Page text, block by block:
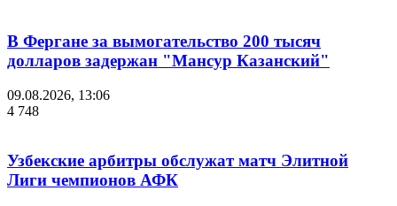
В Фергане за вымогательство 200 тысяч
долларов задержан "Мансур Казанский"
09.08.2026, 13:06
4 748
Узбекские арбитры обслужат матч Элитной
Лиги чемпионов АФК